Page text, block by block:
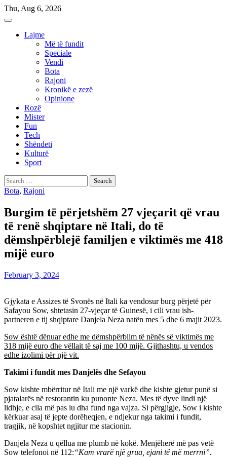
Skip
to
Thu, Aug 6, 2026
Lajme
Më të fundit
Speciale
Vendi
Bota
Rajoni
Kronikë e zezë
Opinione
Rozë
Mister
Fun
Tech
Shëndeti
Kulturë
Sport
Search
for:
Bota, Rajoni
Burgim të përjetshëm 27 vjeçarit që vrau
të renë shqiptare në Itali, do të
dëmshpërblejë familjen e viktimës me 418
mijë euro
February 3, 2024
Gjykata e Assizes të Svonës në Itali ka vendosur burg përjetë për
Safayou Sow, shtetasin 27-vjeçar të Guinesë, i cili vrau ish-
partneren e tij shqiptare Danjela Neza natën mes 5 dhe 6 majit 2023.
Sow është dënuar edhe me dëmshpërblim të nënës së viktimës me
318 mijë euro dhe vëllait të saj me 100 mijë. Gjithashtu, u vendos
edhe izolimi për një vit.
Takimi i fundit mes Danjelës dhe Sefayou
Sow kishte mbërritur në Itali me një varkë dhe kishte gjetur punë si
pjatalarës në restorantin ku punonte Neza. Mes të dyve lindi një
lidhje, e cila më pas iu dha fund nga vajza. Si përgjigje, Sow i kishte
kërkuar asaj të jepte dorëheqjen, e ndjekur nga takimi i fundit,
tragjik, në kopshtet ngjitur me stacionin.
Danjela Neza u qëllua me plumb në kokë. Menjëherë më pas vetë
Sow telefonoi në 112:“Kam vrarë një grua, ejani të më merrni”.